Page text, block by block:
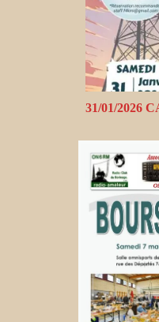
31/01/2026